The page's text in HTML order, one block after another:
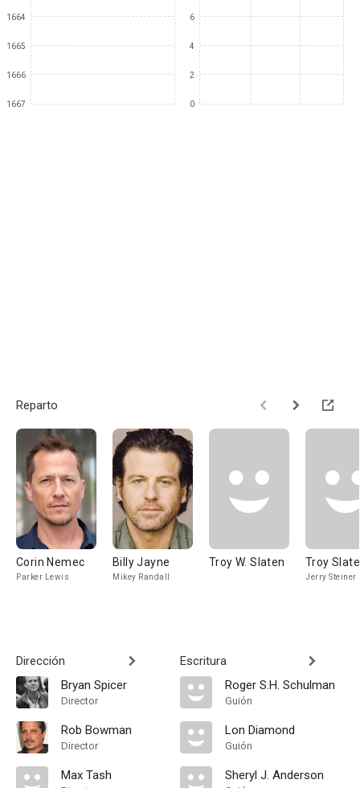
1664
1665
1666
1667
6
4
2
0
Reparto
Corin Nemec
Parker Lewis
Billy Jayne
Mikey Randall
Troy W. Slaten Troy
Jerry Steiner
Dirección
Bryan Spicer
Director
Rob Bowman
Director
Max Tash
Escritura
Roger S.H. Schulman
Guión
Lon Diamond
Guión
Sheryl J. Anderson